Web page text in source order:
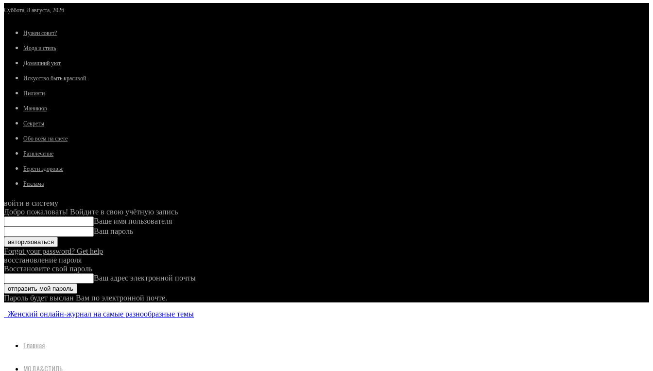
Суббота, 8 августа, 2026
Нужен совет?
Мода и стиль
Домашний уют
Искусство быть красивой
Пилинги
Маникюр
Секреты
Обо всём на свете
Развлечение
Береги здоровье
Реклама
войти в систему
Добро пожаловать! Войдите в свою учётную запись
Ваше имя пользователя
Ваш пароль
Forgot your password? Get help
восстановление пароля
Восстановите свой пароль
Ваш адрес электронной почты
Пароль будет выслан Вам по электронной почте.
Женский онлайн-журнал на самые разнообразные темы
Главная
МОДА&СТИЛЬ